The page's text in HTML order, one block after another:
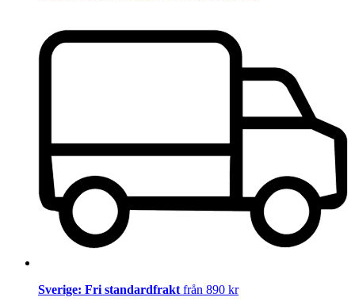
Sverige: Fri standardfrakt från 890 kr